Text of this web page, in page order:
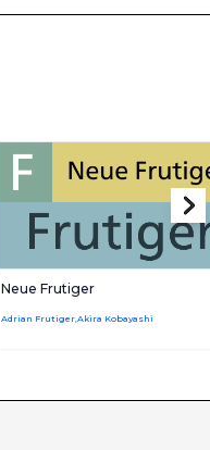
Neue Frutiger
Adrian Frutiger,Akira Kobayashi